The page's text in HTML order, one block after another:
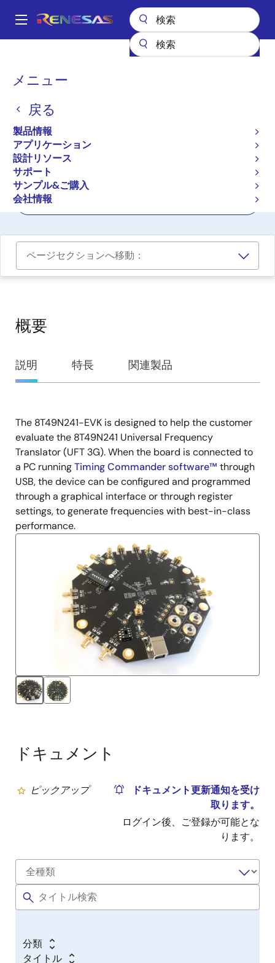
ン
Main
メニュー
戻る
製品情報
アプリケーション
設計リソース
サポート
サンプル&ご購入
会社情報
パ
く
ず
8T49N241-EVK
Evaluation Kit for
8T49N241
8T49N241-EVK
ページセクションへ移動：
概要
概
要
説明 特長 関連製品
説
明
The 8T49N241-EVK is designed to help the customer
evaluate the 8T49N241 Universal Frequency
Translator (UFT 3G). When the board is connected to
a PC runningTiming Commander software™ through
USB, the device can be configured and programmed
through a graphical interface or through register
settings, to generate frequencies with best-in-class
performance.
ドキュメント
ピックアップ
ドキュメント更新通知を受け
取ります。
ログイン後、ご登録が可能とな
ります。
分類
タイトル